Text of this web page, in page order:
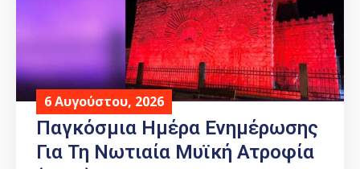
6 Αυγούστου, 2026
Παγκόσμια Ημέρα Ενημέρωσης
Για Τη Νωτιαία Μυϊκή Ατροφία